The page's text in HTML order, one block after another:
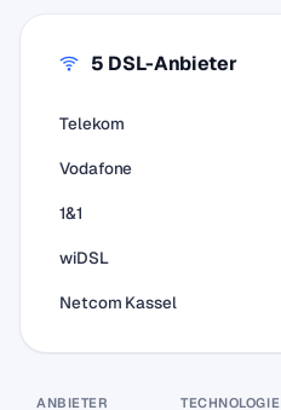
5 DSL-Anbieter
Telekom
Vodafone
1&1
wiDSL
Netcom Kassel
ANBIETER TECHNOLOGIE